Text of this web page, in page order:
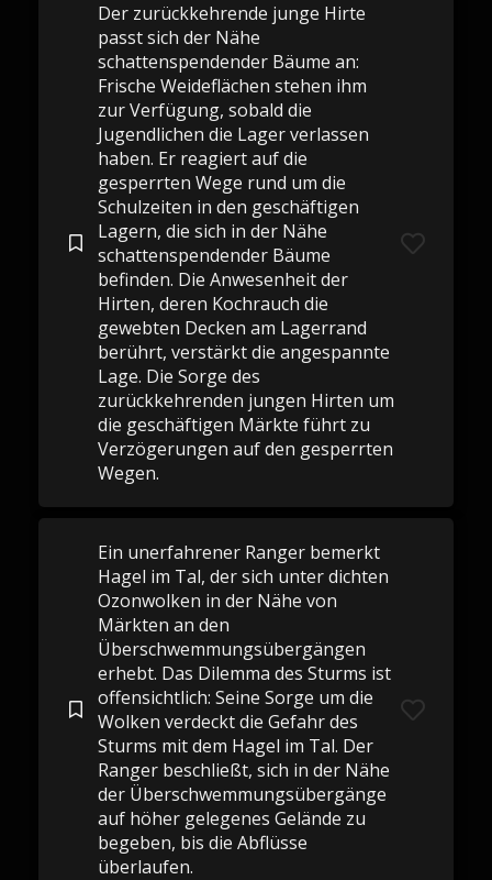
Der zurückkehrende junge Hirte
passt sich der Nähe
schattenspendender Bäume an:
Frische Weideflächen stehen ihm
zur Verfügung, sobald die
Jugendlichen die Lager verlassen
haben. Er reagiert auf die
gesperrten Wege rund um die
Schulzeiten in den geschäftigen
Lagern, die sich in der Nähe
schattenspendender Bäume
befinden. Die Anwesenheit der
Hirten, deren Kochrauch die
gewebten Decken am Lagerrand
berührt, verstärkt die angespannte
Lage. Die Sorge des
zurückkehrenden jungen Hirten um
die geschäftigen Märkte führt zu
Verzögerungen auf den gesperrten
Wegen.
Ein unerfahrener Ranger bemerkt
Hagel im Tal, der sich unter dichten
Ozonwolken in der Nähe von
Märkten an den
Überschwemmungsübergängen
erhebt. Das Dilemma des Sturms ist
offensichtlich: Seine Sorge um die
Wolken verdeckt die Gefahr des
Sturms mit dem Hagel im Tal. Der
Ranger beschließt, sich in der Nähe
der Überschwemmungsübergänge
auf höher gelegenes Gelände zu
begeben, bis die Abflüsse
überlaufen.